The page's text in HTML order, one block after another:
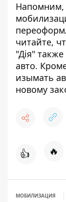
Напомним,
читайте,
"Дія"
авто.
изымать
новому
👍 🔥
МОБИЛИЗАЦИЯ